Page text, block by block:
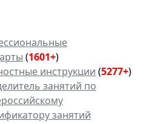
(1601+)
инструкции (5277+)
занятий по
занятий